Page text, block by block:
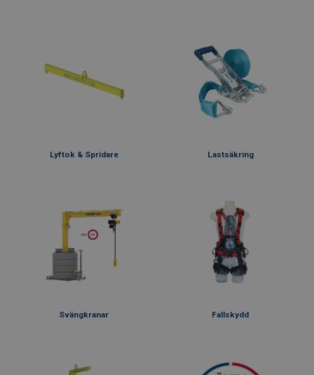
Lyftok & Spridare
Svängkranar
Lastsäkring
Fallskydd